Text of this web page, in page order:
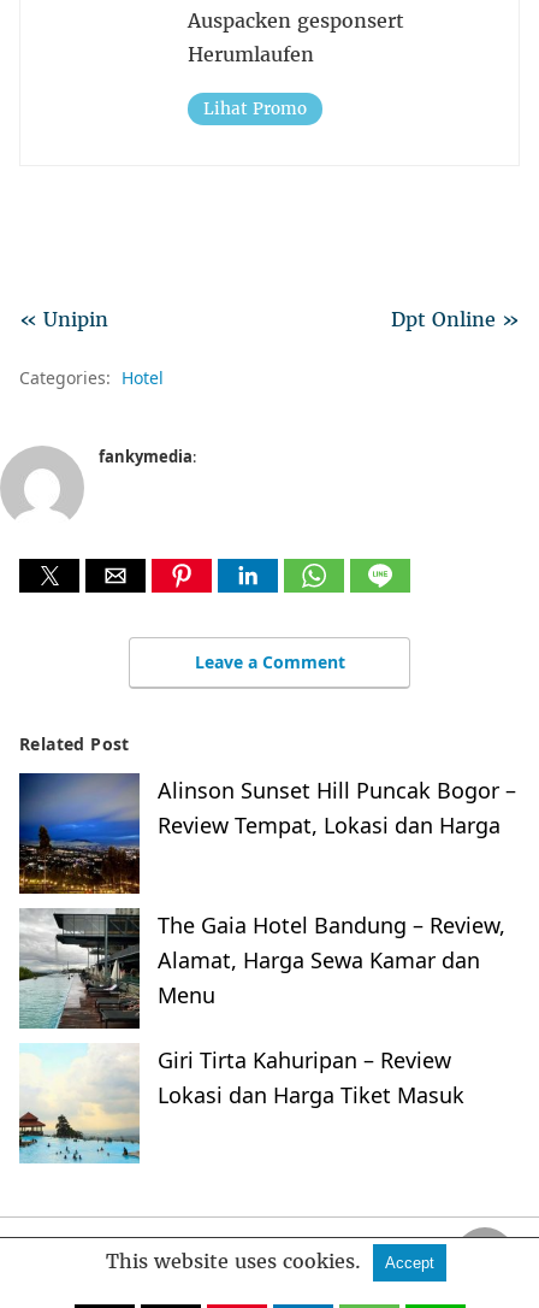
Auspacken gesponsert
Herumlaufen
Lihat Promo
Dpt Online »
« Unipin
Categories: Hotel
fankymedia:
Leave a Comment
Related Post
Alinson Sunset Hill Puncak Bogor –
Review Tempat, Lokasi dan Harga
The Gaia Hotel Bandung – Review,
Alamat, Harga Sewa Kamar dan
Menu
Giri Tirta Kahuripan – Review
Lokasi dan Harga Tiket Masuk
FankyMedia
View Non-AMP Version
This website uses cookies. Accept